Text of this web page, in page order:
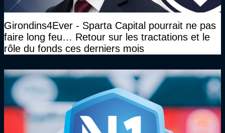
Girondins4Ever - Sparta Capital pourrait ne pas
faire long feu… Retour sur les tractations et le
rôle du fonds ces derniers mois